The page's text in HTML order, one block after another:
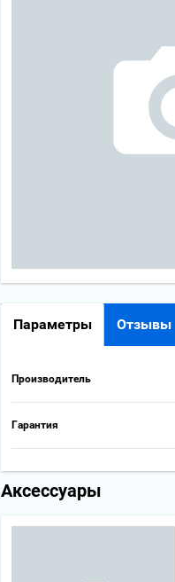
Параметры Отзывы
Производитель
Гарантия
Аксессуары